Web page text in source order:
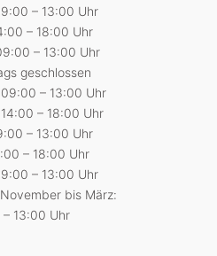
– 13:00 Uhr
18:00 Uhr
– 13:00 Uhr
geschlossen
– 13:00 Uhr
18:00 Uhr
– 13:00 Uhr
18:00 Uhr
– 13:00 Uhr
bis März:
– 13:00 Uhr